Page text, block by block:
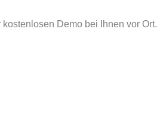
Demo bei Ihnen vor Ort.